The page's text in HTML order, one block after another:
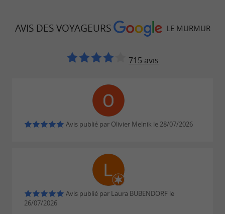
l'année. Consultez la page Facebook ou
nécessaire de venir à une pratique sportive pour
en profiter. Restauration de qualité dans
une ambiance chaleureuse, des assiettes
restaurant du Murmur !
AVIS DES VOYAGEURS LE MURMUR
715 avis
Avis publié par Olivier Melnik le 28/07/2026
Avis publié par Laura BUBENDORF le
26/07/2026